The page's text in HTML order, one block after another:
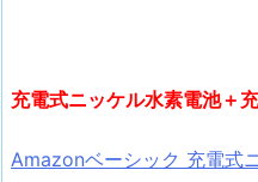
充電式ニッケル水素電池＋
Amazonベーシック 充電式